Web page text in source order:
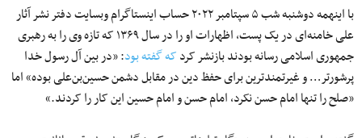
با اینهمه دوشنبه شب ۵ سپتامبر ۲۰۲۲ حساب اینستاگرام وبسایت دفتر نشر آثار
علی خامنه‌ای در یک پست، اظهارات او را در سال ۱۳۶۹ که تازه وی را به رهبری
جمهوری اسلامی رسانه بودند بازنشر کردکه گفته بود: «در بین آل رسول خدا
پرشورتر… و غیرتمندترین برای حفظ دین در مقابل دشمن حسین‌بن‌علی بوده» اما
«صلح را تنها امام حسن نکرد، امام حسن و امام حسین این کار را کردند.»